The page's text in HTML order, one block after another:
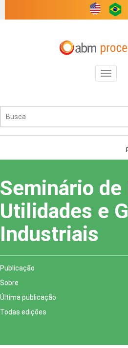
Toggle
Seminário de
Utilidades e
Industriais
Publicação
Sobre
Última publicação
Todas edições